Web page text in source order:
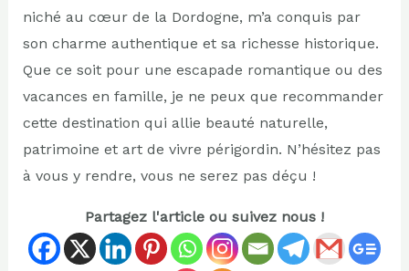
niché au cœur de la Dordogne, m’a conquis par
son charme authentique et sa richesse historique.
Que ce soit pour une escapade romantique ou des
vacances en famille, je ne peux que recommander
cette destination qui allie beauté naturelle,
patrimoine et art de vivre périgordin. N’hésitez pas
à vous y rendre, vous ne serez pas déçu !
Partagez l'article ou suivez nous !